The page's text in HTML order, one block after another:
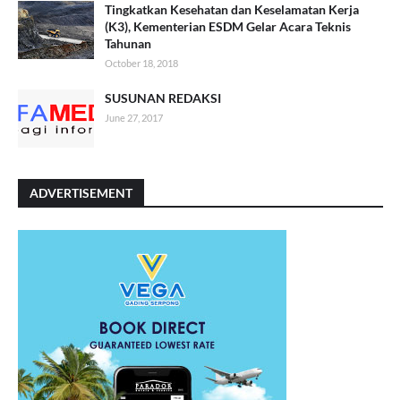
Tingkatkan Kesehatan dan Keselamatan Kerja
(K3), Kementerian ESDM Gelar Acara Teknis
Tahunan
October 18, 2018
SUSUNAN REDAKSI
June 27, 2017
ADVERTISEMENT